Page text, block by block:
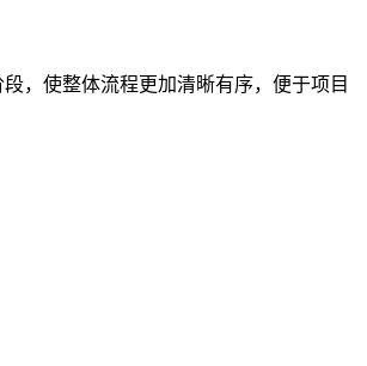
，使整体流程更加清晰有序，便于项目